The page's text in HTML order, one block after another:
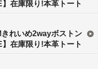
在庫限り!本革トート
れいめ2wayボストン
在庫限り!本革トート